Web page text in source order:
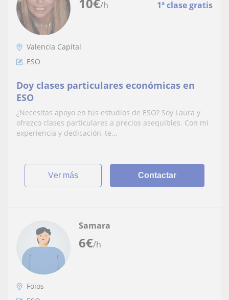
/h 1ª clase gratis
Valencia Capital
ESO
Doy clases particulares económicas en
ESO
¿Necesitas apoyo en tus estudios de ESO? Soy Laura y
ofrezco clases particulares a precios asequibles. Con mi
experiencia y dedicación, te...
ver más Contactar
6€/h
Samara
Foios